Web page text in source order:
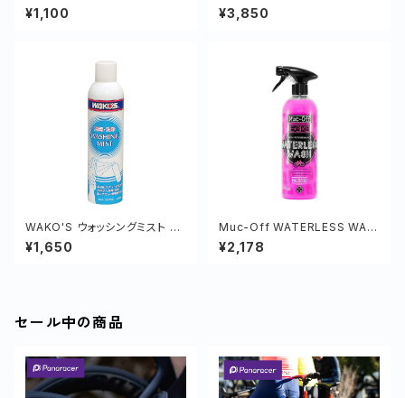
¥1,100 SET
¥3,850
WAKO'S ウォッシングミスト 32
0ml
¥1,650
Muc-Off WATERLESS WAS
H 750ml
¥2,178
セール中の商品